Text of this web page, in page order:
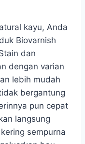
kayu, Anda
Biovarnish
dan
dengan varian
lebih mudah
bergantung
pun cepat
langsung
sempurna